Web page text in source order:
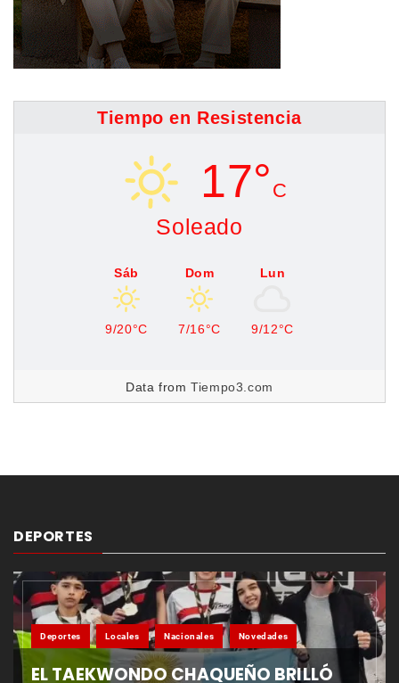
Tiempo en Resistencia
17° C
Soleado
Sáb
9/20°C
Dom
7/16°C
Lun
9/12°C
Data fromTiempo3.com
DEPORTES
Deportes Locales Nacionales Novedades
EL TAEKWONDO CHAQUEÑO BRILLÓ